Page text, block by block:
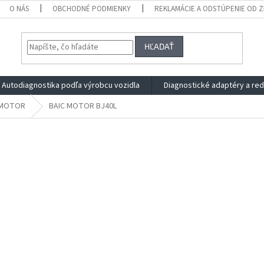
O NÁS OBCHODNÉ PODMIENKY REKLAMÁCIE A ODSTÚPENIE OD
HĽADAŤ
Autodiagnostika podľa výrobcu vozidla Diagnostické adaptéry a
BAIC MOTOR BJ40L